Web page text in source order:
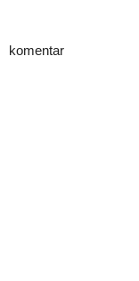
komentar